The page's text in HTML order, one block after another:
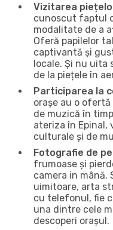
Vizitarea
cunoscut faptul
modalitate de a
Oferă papilelor
captivantă și
locale. Și nu uita
de la piețele în
Participarea la
orașe au o
de muzică în
ateriza în Epinal,
culturale și de
Fotografie de
frumoase și
camera in
uimitoare, arta
cu telefonul, fie
una dintre cele
descoperi orașul.